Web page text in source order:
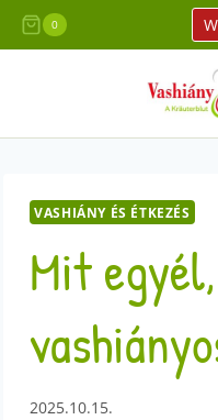
Skip
to
0
VASHIÁNY ÉS ÉTKEZÉS
Mit
2025.10.15.